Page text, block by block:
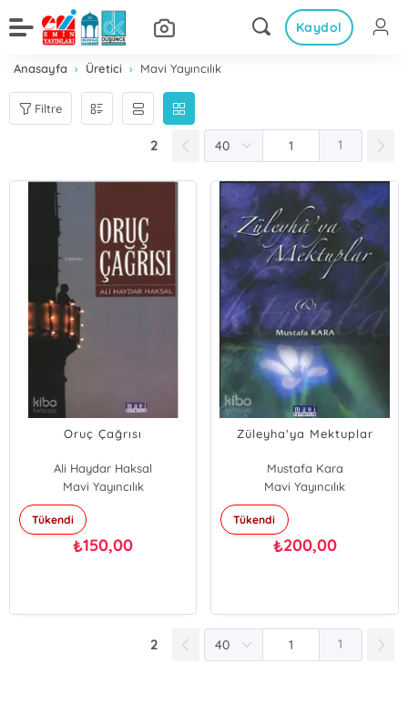
Kaydol
Anasayfa Üretici Mavi Yayıncılık
Filtre
2 1
Oruç Çağrısı
Ali Haydar Haksal
Mavi Yayıncılık
Tükendi
₺150,00
Züleyha'ya Mektuplar
Mustafa Kara
Mavi Yayıncılık
Tükendi
₺200,00
2 1